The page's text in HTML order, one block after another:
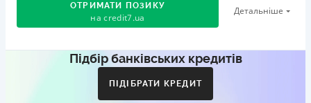
ОТРИМАТИ ПОЗИКУ
на credit7.ua
Детальніше
Акція: «Кешбек за друга»
Коли друг реєструється та отримує перший кредит
Підбір банківських кредитів
ПІДІБРАТИ КРЕДИТ